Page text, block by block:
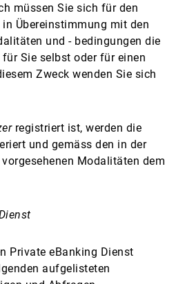
müssen Sie sich für den
Übereinstimmung mit den
und - bedingungen die
Sie selbst oder für einen
Zweck wenden Sie sich
registriert ist, werden die
und gemäss den in der
vorgesehenen Modalitäten dem
Private eBanking Dienst
aufgelisteten